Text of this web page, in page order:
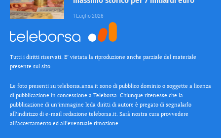
1 Luglio 2026
Tutti i diritti riservati. E’ vietata la riproduzione anche parziale del materiale
presente sul sito.
Le foto presenti su teleborsa.ansa.it sono di pubblico dominio o soggette a licenza
di pubblicazione in concessione a Teleborsa. Chiunque ritenesse che la
pubblicazione di un’immagine leda diritti di autore è pregato di segnalarlo
all’indirizzo di e-mail redazione teleborsa.it. Sarà nostra cura provvedere
all’accertamento ed all’eventuale rimozione.